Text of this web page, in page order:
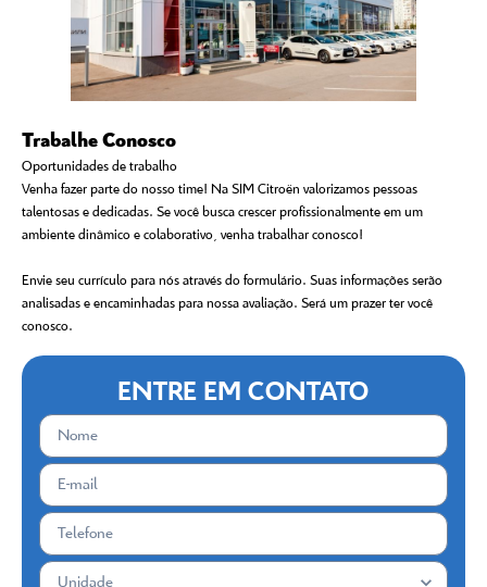
Trabalhe Conosco
Oportunidades de trabalho
Venha fazer parte do nosso time! Na SIM Citroën valorizamos pessoas
talentosas e dedicadas. Se você busca crescer profissionalmente em um
ambiente dinâmico e colaborativo, venha trabalhar conosco!
Envie seu currículo para nós através do formulário. Suas informações serão
analisadas e encaminhadas para nossa avaliação. Será um prazer ter você
conosco.
ENTRE EM CONTATO